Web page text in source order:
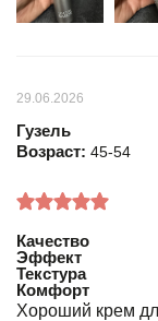
29.06.2026
Гузель
Возраст: 45-54
Качество
Эффект
Текстура
Комфорт
Хороший крем